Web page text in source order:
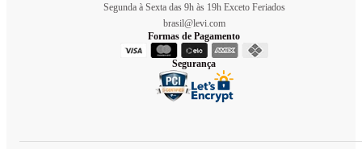
Segunda à Sexta das 9h às 19h Exceto Feriados
brasil@levi.com
Formas de Pagamento
Segurança